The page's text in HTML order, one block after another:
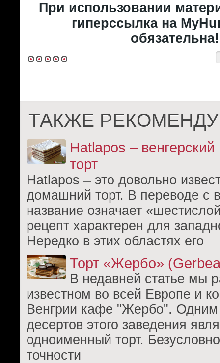
При использовании
гиперссылка на
обязательна!
ТАКЖЕ
Hatlapos –
торт
Hatlapos – это довольно
домашний торт. В переводе с
название означает
рецепт характерен для
Нередко в этих областях его
Торт «Жербо»
В недавней статье мы
известном во всей Европе и
Венгрии кафе "Жербо".
десертов этого заведения
одноименный торт.
точности